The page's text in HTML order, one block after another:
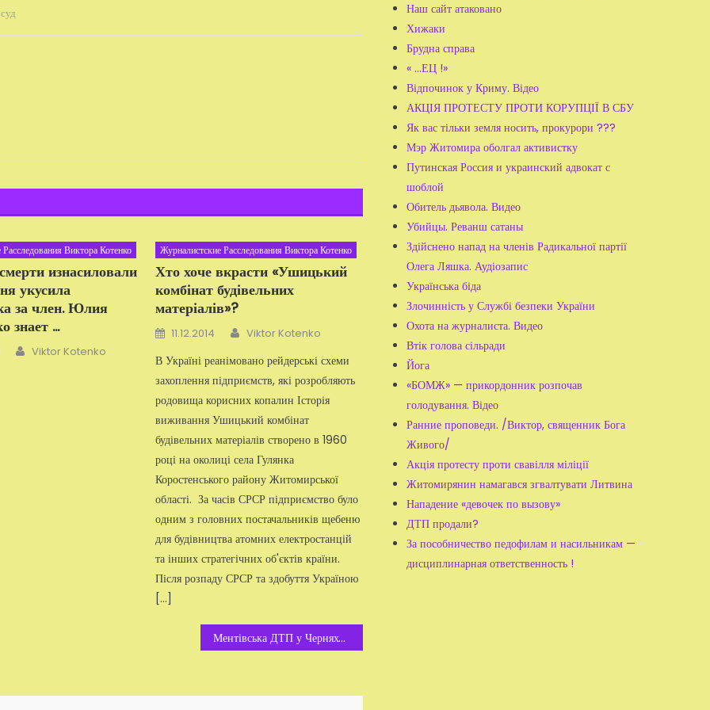
суд
Виктора Котенко
изнасиловали
укусила
за член. Юлия
знает ...
Автор
Viktor Kotenko
Журналистские Расследования Виктора Котенко
Хто хоче вкрасти «Ушицький
комбінат будівельних
матеріалів»?
Добавлено
11.12.2014 Автор
Viktor Kotenko
В Україні реанімовано рейдерські схеми
захоплення підприємств, які розробляють
родовища корисних копалин Історія
виживання Ушицький комбінат
будівельних матеріалів створено в 1960
році на околиці села Гулянка
Коростенського району Житомирської
області. За часів СРСР підприємство було
одним з головних постачальників щебеню
для будівництва атомних електростанцій
та інших стратегічних об'єктів країни.
Після розпаду СРСР та здобуття Україною
[…]
Ментівська ДТП у Черняхові
Наш сайт атаковано
Хижаки
Брудна справа
« ...ЕЦ !»
Відпочинок у Криму. Відео
АКЦІЯ ПРОТЕСТУ ПРОТИ КОРУПЦІЇ В СБУ
Як вас тільки земля носить, прокурори ???
Мэр Житомира оболгал активистку
Путинская Россия и украинский адвокат с
шоблой
Обитель дьявола. Видео
Убийцы. Реванш сатаны
Здійснено напад на членів Радикальної партії
Олега Ляшка. Аудіозапис
Українська біда
Злочинність у Службі безпеки України
Охота на журналиста. Видео
Втік голова сільради
Йога
«БОМЖ» — прикордонник розпочав
голодування. Відео
Ранние проповеди. /Виктор, священник Бога
Живого/
Акція протесту проти свавілля міліції
Житомирянин намагався згвалтувати Литвина
Нападение «девочек по вызову»
ДТП продали?
За пособничество педофилам и насильникам —
дисциплинарная ответственность !